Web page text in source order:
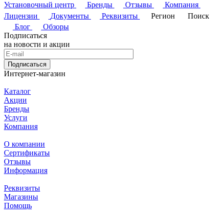
Установочный центр
Бренды Отзывы
Компания
Лицензии
Документы Реквизиты Регион
Поиск
Блог
Обзоры
Подписаться
на новости и акции
Подписаться
Интернет-магазин
Каталог
Акции
Бренды
Услуги
Компания
О компании
Сертификаты
Отзывы
Информация
Реквизиты
Магазины
Помощь